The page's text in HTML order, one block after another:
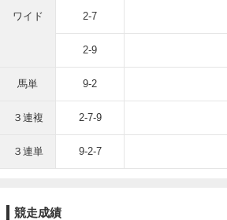
ワイド 2-7
2-9
馬単 9-2
３連複 2-7-9
３連単 9-2-7
競走成績